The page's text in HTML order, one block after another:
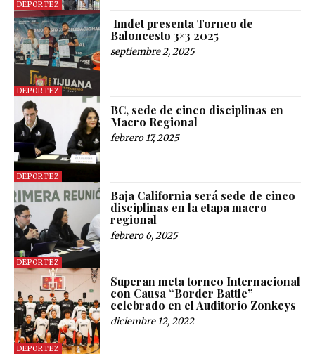
DEPORTEZ
DEPORTEZ
Imdet presenta Torneo de
Baloncesto 3×3 2025
septiembre 2, 2025
DEPORTEZ
BC, sede de cinco disciplinas en
Macro Regional
febrero 17, 2025
DEPORTEZ
Baja California será sede de cinco
disciplinas en la etapa macro
regional
febrero 6, 2025
DEPORTEZ
Superan meta torneo Internacional
con Causa “Border Battle”
celebrado en el Auditorio Zonkeys
diciembre 12, 2022